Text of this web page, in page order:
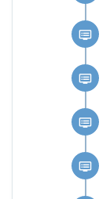
dvr
dvr
dvr
dvr